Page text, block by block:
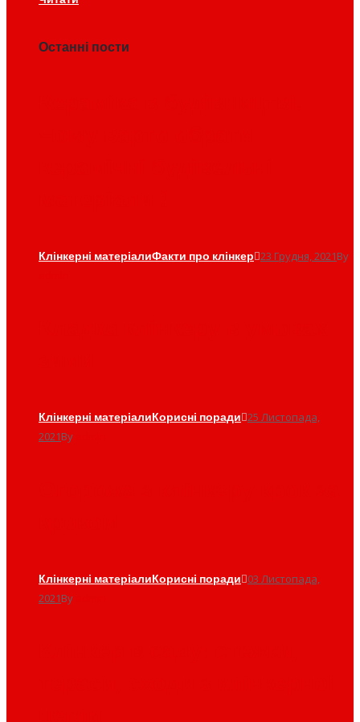
Останні пости
Клінкерні матеріалиФакти про клінкер 23 Грудня, 2021By
Клінкерні матеріалиКорисні поради 25 Листопада,
2021By
Клінкерні матеріалиКорисні поради 03 Листопада,
2021By